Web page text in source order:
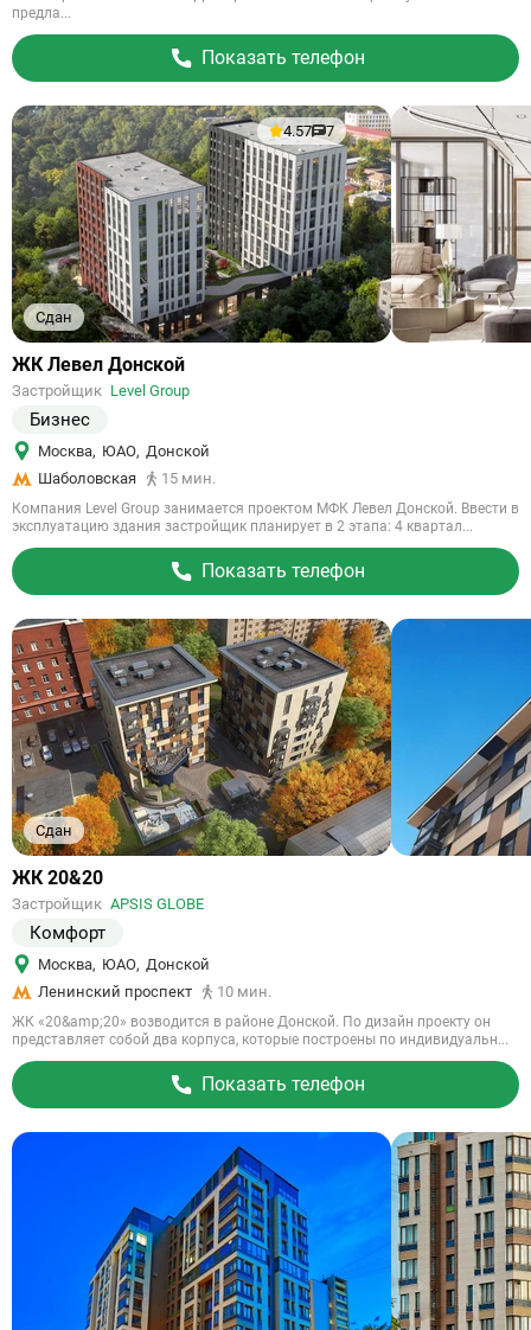
предла...
Показать телефон
Сдан
4.57 7
Ссылка
объект
ЖК Левел Донской
Застройщик Level Group
Бизнес
Москва, ЮАО, Донской
Шаболовская
15 мин.
Компания Level Group занимается проектом МФК Левел Донской. Ввести в
эксплуатацию здания застройщик планирует в 2 этапа: 4 квартал...
Показать телефон
Сдан
Ссылка
объект
ЖК 20&20
Застройщик APSIS GLOBE
Комфорт
Москва, ЮАО, Донской
Ленинский проспект
10 мин.
ЖК «20&amp;20» возводится в районе Донской. По дизайн проекту он
представляет собой два корпуса, которые построены по индивидуальн...
Показать телефон